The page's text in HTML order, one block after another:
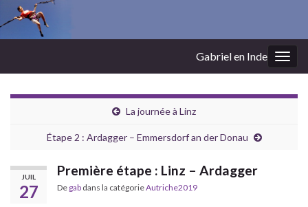
Gabriel en Inde
La journée à Linz
Étape 2 : Ardagger – Emmersdorf an der Donau
JUIL
27
Première étape : Linz – Ardagger
De gab dans la catégorieAutriche2019